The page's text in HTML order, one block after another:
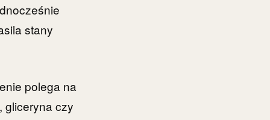
stany
polega na
gliceryna czy